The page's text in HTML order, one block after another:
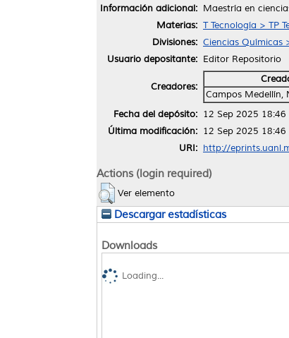
Información adicional: Maestría en
Materias: T Tecnología > TP
Divisiones: Ciencias Químicas
Usuario depositante: Editor Repositorio
Creadores:
Campos Medellín,
Fecha del depósito: 12 Sep 2025 18:46
Última modificación: 12 Sep 2025 18:46
URI: http://
Actions (login required)
Ver elemento
Descargar estadísticas
Downloads
Loading...